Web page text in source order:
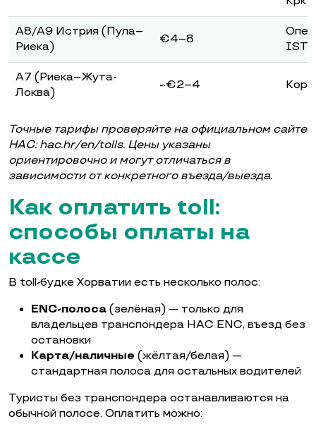
A8/A9 Истрия (Пула–
Риека)
€4–8
A7 (Риека–Жута-
Локва)
~€2–4
Точные тарифы проверяйте на официальном сайте
HAC: hac.hr/en/tolls. Цены указаны
ориентировочно и могут отличаться в
зависимости от конкретного въезда/выезда.
Как оплатить toll:
способы оплаты на
кассе
В toll-будке Хорватии есть несколько полос:
ENC-полоса (зелёная) — только для
владельцев транспондера HAC ENC, въезд без
остановки
Карта/наличные (жёлтая/белая) —
стандартная полоса для остальных водителей
Туристы без транспондера останавливаются на
обычной полосе. Оплатить можно: